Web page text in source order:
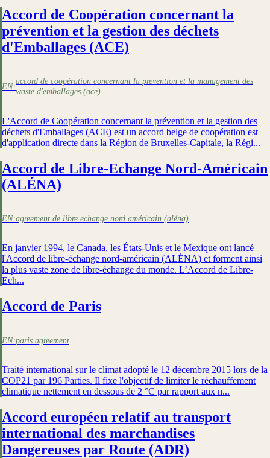
Accord de Coopération concernant la
prévention et la gestion des déchets
d'Emballages (ACE)
EN:
accord de coopération concernant la prevention et la management des
waste d'emballages (ace)
L'Accord de Coopération concernant la prévention et la gestion des
déchets d'Emballages (ACE) est un accord belge de coopération est
d'application directe dans la Région de Bruxelles-Capitale, la Régi...
Accord de Libre-Echange Nord-Américain
(ALÉNA)
EN:agreement de libre echange nord américain (aléna)
En janvier 1994, le Canada, les États-Unis et le Mexique ont lancé
l'Accord de libre-échange nord-américain (ALÉNA) et forment ainsi
la plus vaste zone de libre-échange du monde. L’Accord de Libre-
Ech...
Accord de Paris
EN:paris agreement
Traité international sur le climat adopté le 12 décembre 2015 lors de la
COP21 par 196 Parties. Il fixe l'objectif de limiter le réchauffement
climatique nettement en dessous de 2 °C par rapport aux n...
Accord européen relatif au transport
international des marchandises
Dangereuses par Route (ADR)